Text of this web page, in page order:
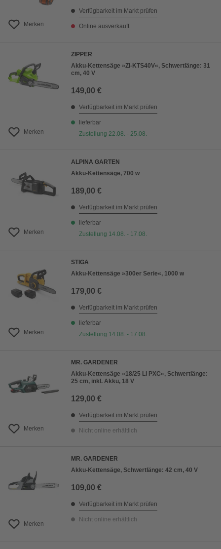
Merken
Verfügbarkeit im Markt prüfen
Online ausverkauft
Merken
ZIPPER
Akku-Kettensäge »ZI-KTS40V«, Schwertlänge: 31
cm, 40 V
149,00 €
Verfügbarkeit im Markt prüfen
lieferbar
Zustellung 22.08. - 25.08.
Merken
ALPINA GARTEN
Akku-Kettensäge, 700 w
189,00 €
Verfügbarkeit im Markt prüfen
lieferbar
Zustellung 14.08. - 17.08.
Merken
STIGA
Akku-Kettensäge »300er Serie«, 1000 w
179,00 €
Verfügbarkeit im Markt prüfen
lieferbar
Zustellung 14.08. - 17.08.
Merken
MR. GARDENER
Akku-Kettensäge »18/25 Li PXC«, Schwertlänge:
25 cm, inkl. Akku, 18 V
129,00 €
Verfügbarkeit im Markt prüfen
Nicht online erhältlich
Merken
MR. GARDENER
Akku-Kettensäge, Schwertlänge: 42 cm, 40 V
109,00 €
Verfügbarkeit im Markt prüfen
Nicht online erhältlich